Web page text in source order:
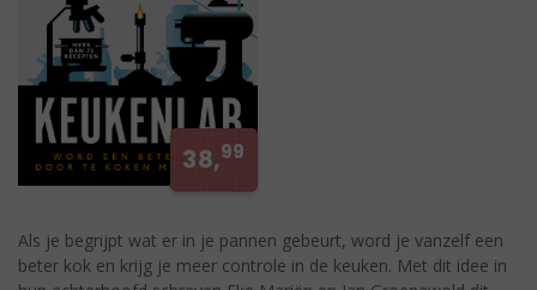
38,99
Als je begrijpt wat er in je pannen gebeurt, word je vanzelf een
beter kok en krijg je meer controle in de keuken. Met dit idee in